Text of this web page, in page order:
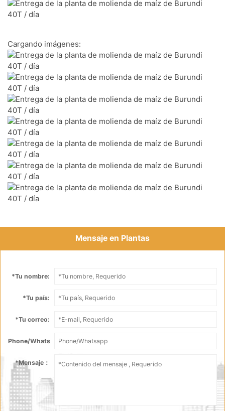
Cargando imágenes:
Mensaje en Plantas
*Tu nombre:
*Tu país:
*Tu correo:
Phone/Whatsapp：
*Mensaje：